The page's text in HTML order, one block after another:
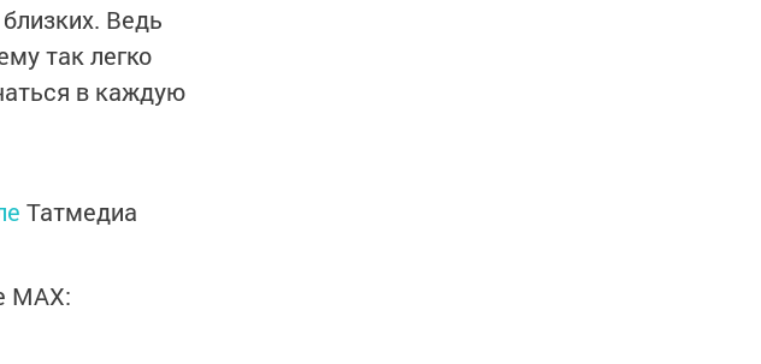
Ведь
так легко
в каждую
Татмедиа
MАХ: